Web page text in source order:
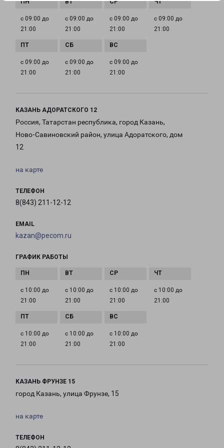
с 09:00 до
21:00
с 09:00 до
21:00
с 09:00 до
21:00
с 09:00 до
21:00
с 09:00 до
21:00
с 09:00 до
21:00
с 09:00 до
21:00
КАЗАНЬ АДОРАТСКОГО 12
Россия, Татарстан республика, город Казань,
Ново-Савиновский район, улица Адоратского, дом
12
на карте
ТЕЛЕФОН
8(843) 211-12-12
EMAIL
kazan@pecom.ru
ГРАФИК РАБОТЫ
с 10:00 до
21:00
с 10:00 до
21:00
с 10:00 до
21:00
с 10:00 до
21:00
с 10:00 до
21:00
с 10:00 до
21:00
с 10:00 до
21:00
КАЗАНЬ ФРУНЗЕ 15
город Казань, улица Фрунзе, 15
на карте
ТЕЛЕФОН